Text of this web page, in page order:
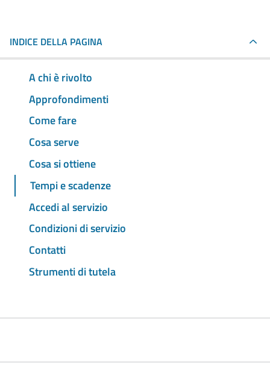
INDICE DELLA PAGINA
A chi è rivolto
Approfondimenti
Come fare
Cosa serve
Cosa si ottiene
Tempi e scadenze
Accedi al servizio
Condizioni di servizio
Contatti
Strumenti di tutela